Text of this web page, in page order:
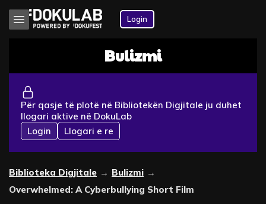
Login
Bulizmi
Për qasje të plotë në Bibliotekën Digjitale ju duhet
llogari aktive në DokuLab
Login
Llogari e re
Biblioteka Digjitale → Bulizmi →
Overwhelmed: A Cyberbullying Short Film